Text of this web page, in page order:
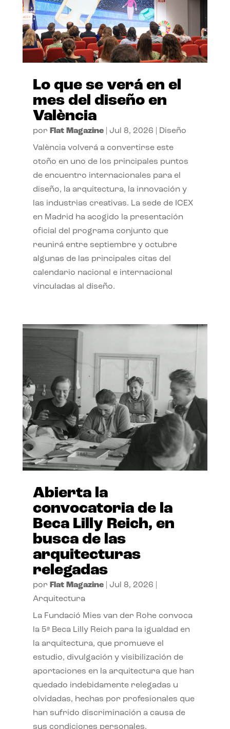
Lo que se verá en el
mes del diseño en
València
por Flat Magazine| Jul 8, 2026 Diseño
València volverá a convertirse este
otoño en uno de los principales puntos
de encuentro internacionales para el
diseño, la arquitectura, la innovación y
las industrias creativas. La sede de ICEX
en Madrid ha acogido la presentación
oficial del programa conjunto que
reunirá entre septiembre y octubre
algunas de las principales citas del
calendario nacional e internacional
vinculadas al diseño.
Abierta la
convocatoria de la
Beca Lilly Reich, en
busca de las
arquitecturas
relegadas
por Flat Magazine| Jul 8, 2026
Arquitectura
La Fundació Mies van der Rohe convoca
la 5ª Beca Lilly Reich para la igualdad en
la arquitectura, que promueve el
estudio, divulgación y visibilización de
aportaciones en la arquitectura que han
quedado indebidamente relegadas u
olvidadas, hechas por profesionales que
han sufrido discriminación a causa de
sus condiciones personales.